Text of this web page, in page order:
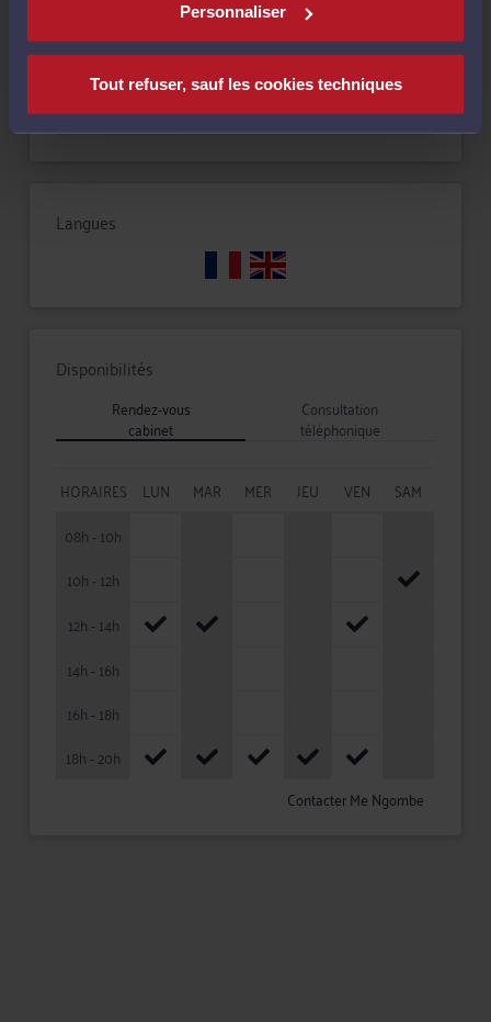
Personnaliser
Tout refuser, sauf les cookies techniques
Droit du numérique et des communications
Langues
Disponibilités
Rendez-vous
cabinet
Consultation
téléphonique
HORAIRES LUN MAR MER JEU VEN
SAM
08h - 10h
10h - 12h
12h - 14h
14h - 16h
16h - 18h
18h - 20h
Contacter Me Ngombe